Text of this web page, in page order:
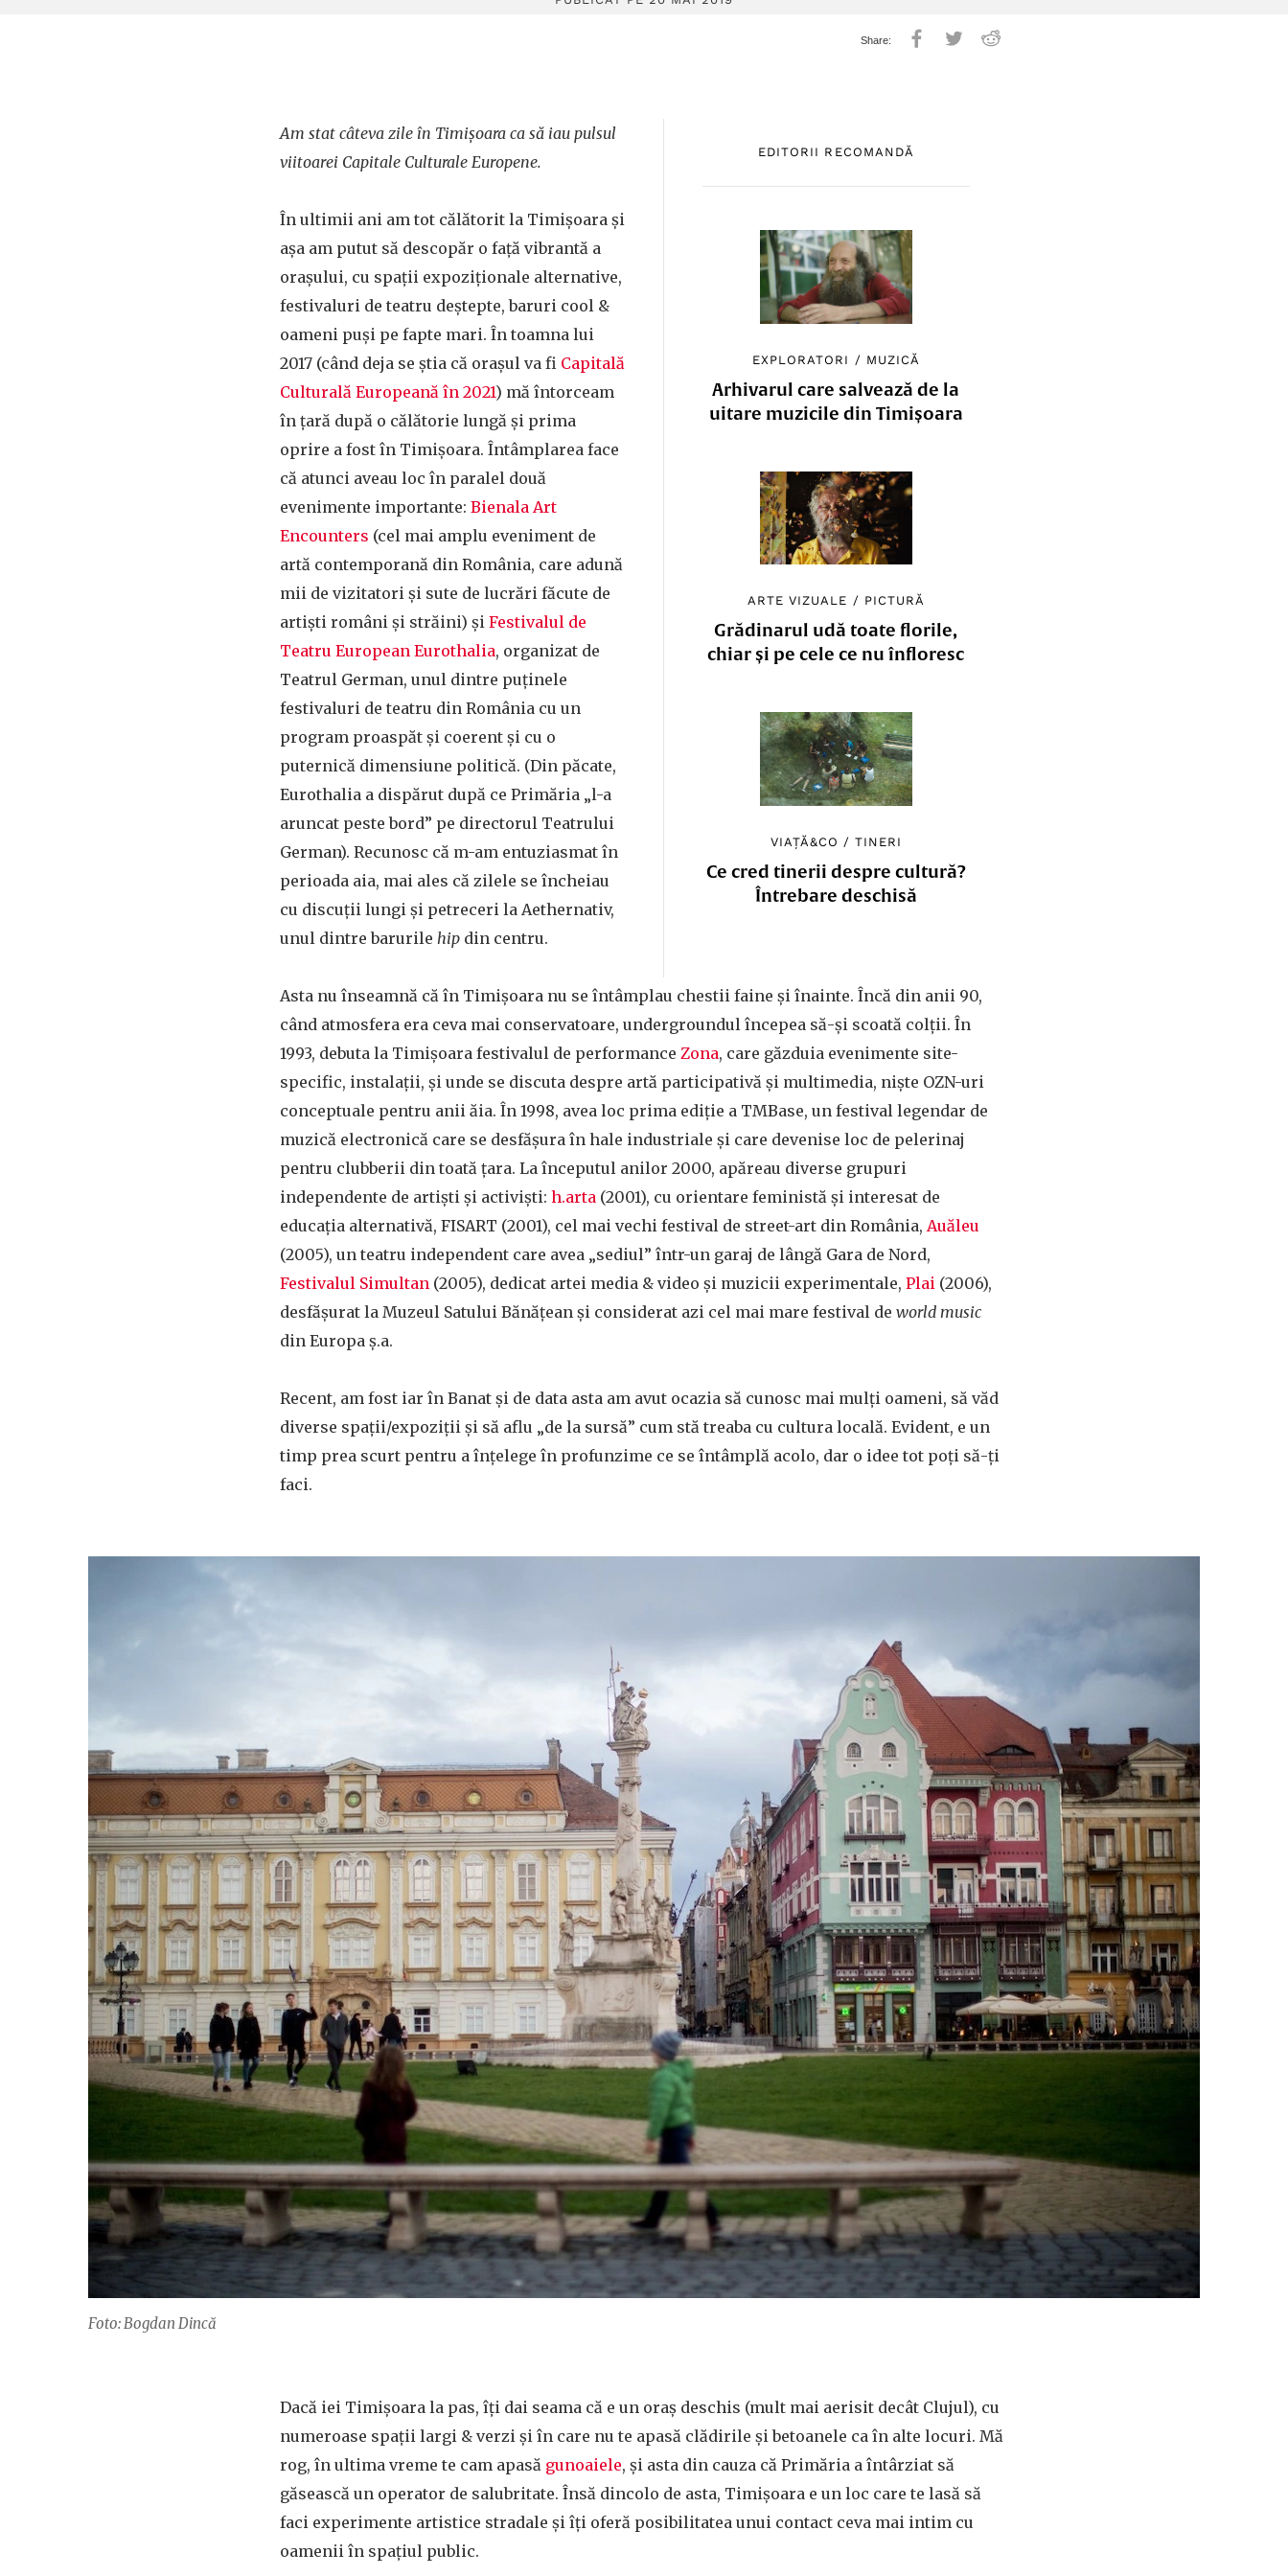
EDITORII RECOMANDĂ
EXPLORATORI / MUZICĂ
Arhivarul care salvează de la
uitare muzicile din Timișoara
ARTE VIZUALE / PICTURĂ
Grădinarul udă toate florile,
chiar și pe cele ce nu înfloresc
VIAȚĂ&CO /TINERI
Ce cred tinerii despre cultură?
Întrebare deschisă
Am stat câteva zile în Timișoara ca să iau pulsul
viitoarei Capitale Culturale Europene.
În ultimii ani am tot călătorit la Timișoara și
așa am putut să descopăr o față vibrantă a
orașului, cu spații expoziționale alternative,
festivaluri de teatru deștepte, baruri cool &
oameni puși pe fapte mari. În toamna lui
2017 (când deja se știa că orașul va fi Capitală
Culturală Europeană în 2021) mă întorceam
în țară după o călătorie lungă și prima
oprire a fost în Timișoara. Întâmplarea face
că atunci aveau loc în paralel două
evenimente importante: Bienala Art
Encounters (cel mai amplu eveniment de
artă contemporană din România, care adună
mii de vizitatori și sute de lucrări făcute de
artiști români și străini) și Festivalul de
Teatru European Eurothalia, organizat de
Teatrul German, unul dintre puținele
festivaluri de teatru din România cu un
program proaspăt și coerent și cu o
puternică dimensiune politică. (Din păcate,
Eurothalia a dispărut după ce Primăria „l-a
aruncat peste bord” pe directorul Teatrului
German). Recunosc că m-am entuziasmat în
perioada aia, mai ales că zilele se încheiau
cu discuții lungi și petreceri la Aethernativ,
unul dintre barurile hip din centru.
Asta nu înseamnă că în Timișoara nu se întâmplau chestii faine și înainte. Încă din anii 90,
când atmosfera era ceva mai conservatoare, undergroundul începea să-și scoată colții. În
1993, debuta la Timișoara festivalul de performance Zona, care găzduia evenimente site-
specific, instalații, și unde se discuta despre artă participativă și multimedia, niște OZN-uri
conceptuale pentru anii ăia. În 1998, avea loc prima ediție a TMBase, un festival legendar de
muzică electronică care se desfășura în hale industriale și care devenise loc de pelerinaj
pentru clubberii din toată țara. La începutul anilor 2000, apăreau diverse grupuri
independente de artiști și activiști: h.arta (2001), cu orientare feministă și interesat de
educația alternativă, FISART (2001), cel mai vechi festival de street-art din România, Auăleu
(2005), un teatru independent care avea „sediul” într-un garaj de lângă Gara de Nord,
Festivalul Simultan (2005), dedicat artei media & video și muzicii experimentale, Plai (2006),
desfășurat la Muzeul Satului Bănățean și considerat azi cel mai mare festival de world music
din Europa ș.a.
Recent, am fost iar în Banat și de data asta am avut ocazia să cunosc mai mulți oameni, să văd
diverse spații/expoziții și să aflu „de la sursă” cum stă treaba cu cultura locală. Evident, e un
timp prea scurt pentru a înțelege în profunzime ce se întâmplă acolo, dar o idee tot poți să-ți
faci.
Foto: Bogdan Dincă
Dacă iei Timișoara la pas, îți dai seama că e un oraș deschis (mult mai aerisit decât Clujul), cu
numeroase spații largi & verzi și în care nu te apasă clădirile și betoanele ca în alte locuri. Mă
rog, în ultima vreme te cam apasă gunoaiele, și asta din cauza că Primăria a întârziat să
găsească un operator de salubritate. Însă dincolo de asta, Timișoara e un loc care te lasă să
faci experimente artistice stradale și îți oferă posibilitatea unui contact ceva mai intim cu
oamenii în spațiul public.